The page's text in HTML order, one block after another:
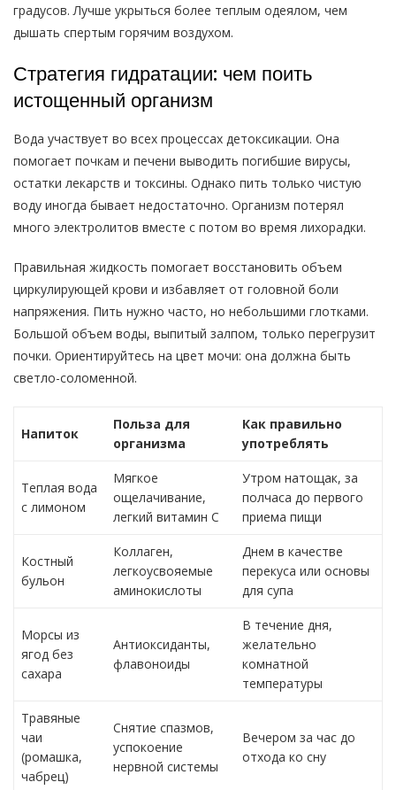
градусов. Лучше укрыться более теплым одеялом, чем
дышать спертым горячим воздухом.
Стратегия гидратации: чем поить
истощенный организм
Вода участвует во всех процессах детоксикации. Она
помогает почкам и печени выводить погибшие вирусы,
остатки лекарств и токсины. Однако пить только чистую
воду иногда бывает недостаточно. Организм потерял
много электролитов вместе с потом во время лихорадки.
Правильная жидкость помогает восстановить объем
циркулирующей крови и избавляет от головной боли
напряжения. Пить нужно часто, но небольшими глотками.
Большой объем воды, выпитый залпом, только перегрузит
почки. Ориентируйтесь на цвет мочи: она должна быть
светло-соломенной.
Напиток
Польза для
организма
Как правильно
употреблять
Теплая вода
с лимоном
Мягкое
ощелачивание,
легкий витамин С
Утром натощак, за
полчаса до первого
приема пищи
Костный
бульон
Коллаген,
легкоусвояемые
аминокислоты
Днем в качестве
перекуса или основы
для супа
Морсы из
ягод без
сахара
Антиоксиданты,
флавоноиды
В течение дня,
желательно
комнатной
температуры
Травяные
чаи
(ромашка,
чабрец)
Снятие спазмов,
успокоение
нервной системы
Вечером за час до
отхода ко сну